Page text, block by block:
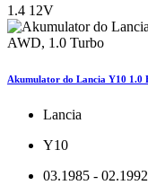
1.4 12V
Akumulator do Lancia Y10 1.0
Lancia
Y10
03.1985 - 02.1992